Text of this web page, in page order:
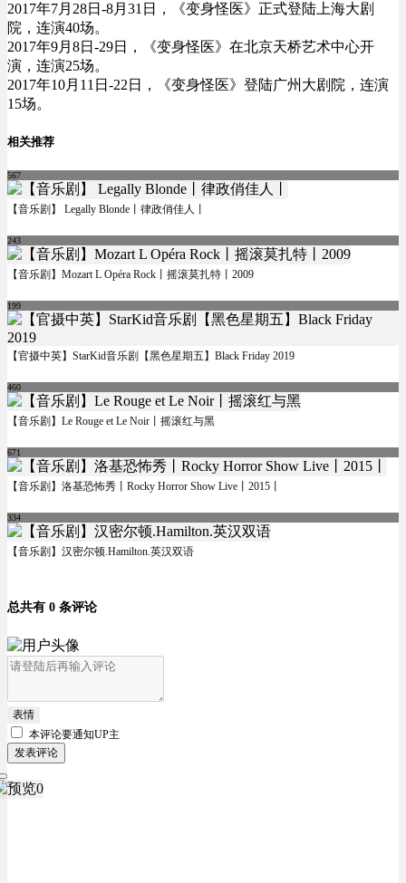
2017年7月28日-8月31日，《变身怪医》正式登陆 上海大剧
院 ，连演40场。
2017年9月8日-29日，《变身怪医》在北京天桥艺术中心开
演，连演25场。
2017年10月11日-22日，《变身怪医》登陆广州大剧院 ，连演
15场。
相关推荐
567
【音乐剧】 Legally Blonde丨律政俏佳人丨
243
【音乐剧】Mozart L Opéra Rock丨摇滚莫扎特丨2009
199
【官摄中英】StarKid音乐剧【黑色星期五】Black Friday 2019
460
【音乐剧】Le Rouge et Le Noir丨摇滚红与黑
671
【音乐剧】洛基恐怖秀丨Rocky Horror Show Live丨2015丨
334
【音乐剧】汉密尔顿.Hamilton.英汉双语
总共有 0 条评论
表情
本评论要通知UP主
发表评论